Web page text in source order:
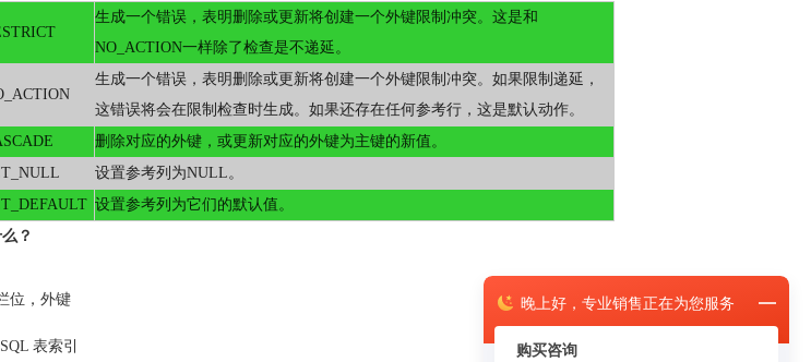
晚上好， 专业销售正在为您服务
购买咨询
生成一个错误，表明删除或更新将创建一个外键限制冲突。这是和
NO_ACTION一样除了检查是不递延。
生成一个错误，表明删除或更新将创建一个外键限制冲突。如果限制递延，
这错误将会在限制检查时生成。如果还存在任何参考行，这是默认动作。
删除对应的外键，或更新对应的外键为主键的新值。
设置参考列为NULL。
设置参考列为它们的默认值。
？
位 ，外键
表索引